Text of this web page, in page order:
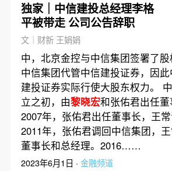
独家｜中信建投总经理李格
平被带走 公司公告辞职
文｜财新 王娟娟
中，北京金控与中信集团签署了
中信集团代管中信建投证券，因
建投证券实际行使大股东权力。
立之初，由黎晓宏和张佑君出任董
2007年，张佑君出任董事长，王常
2011年，张佑君调回中信集团，
董事长和总经理。2016……
2023年6月1日 · 金融频道